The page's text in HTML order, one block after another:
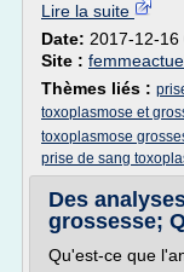
Lire la suite
Date: 2017-12-16
Site :
Thèmes liés :
toxoplasmose et
toxoplasmose
prise de sang
Des
grossesse;
Qu'est-ce que